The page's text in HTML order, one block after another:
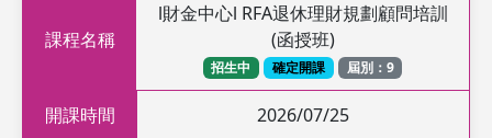
課程名稱
l財金中心l RFA退休理財規劃顧問培訓
(函授班)
招生中 確定開課 屆別：9
開課時間 2026/07/25